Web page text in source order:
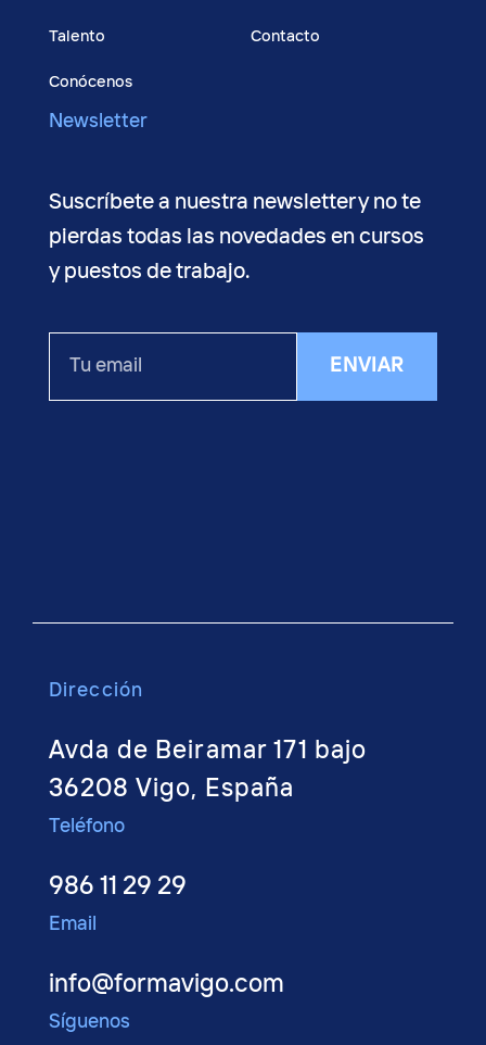
Talento
Conócenos
Contacto
Newsletter
Suscríbete a nuestra newsletter y no te
pierdas todas las novedades en cursos
y puestos de trabajo.
ENVIAR
Dirección
Avda de Beiramar 171 bajo
36208 Vigo, España
Teléfono
986 11 29 29
Email
info@formavigo.com
Síguenos